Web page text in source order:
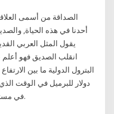
الصداقة من أسمى
أحدنا في هذه الحياة,
يقول المثل العربي
انقلب الصديق فهو
دولار للبرميل في الوقت
في مستويات المعروض البترولي خلال العام الحالي.